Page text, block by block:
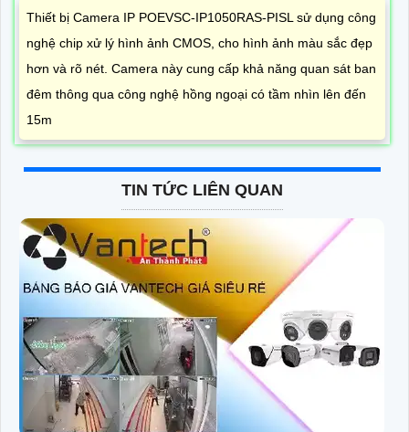
Thiết bị Camera IP POEVSC-IP1050RAS-PISL sử dụng công
nghệ chip xử lý hình ảnh CMOS, cho hình ảnh màu sắc đẹp
hơn và rõ nét. Camera này cung cấp khả năng quan sát ban
đêm thông qua công nghệ hồng ngoại có tầm nhìn lên đến
15m
TIN TỨC LIÊN QUAN